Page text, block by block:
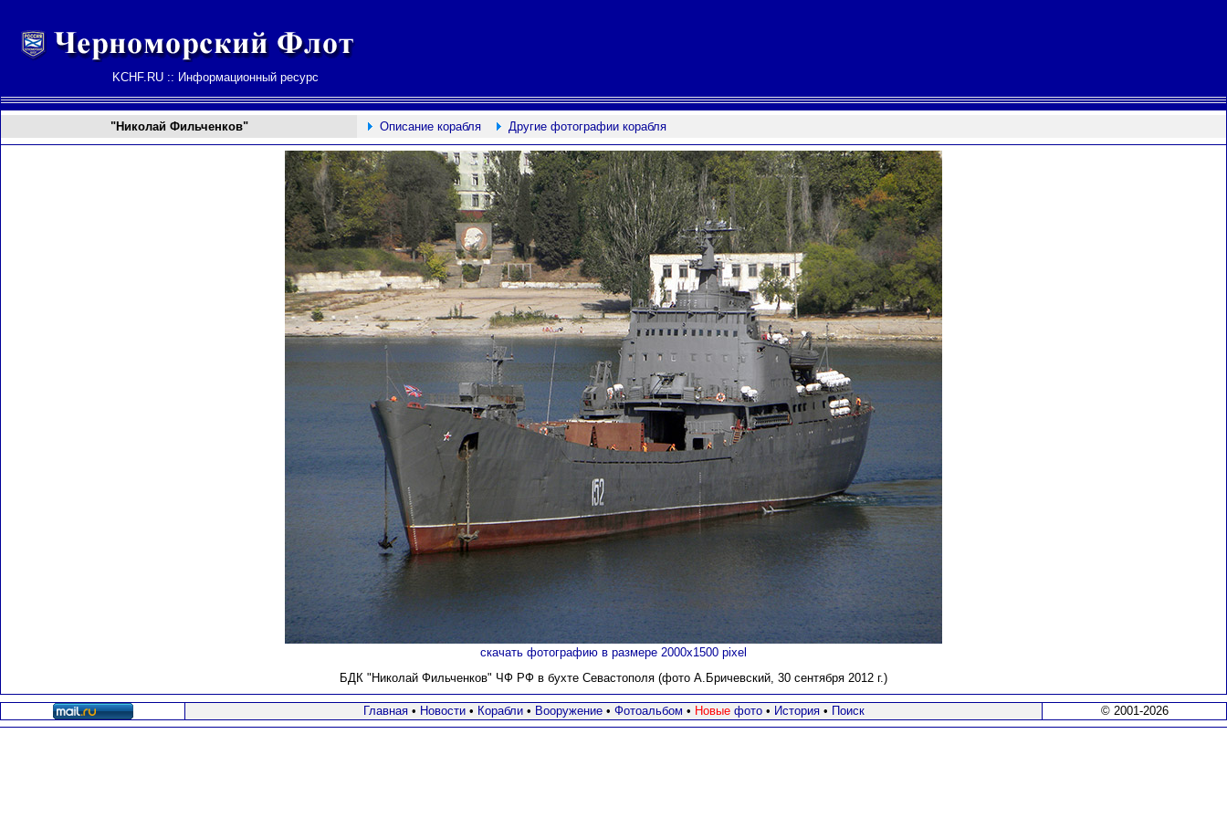
KCHF.RU :: Информационный ресурс
"Николай Фильченков" Описание корабля Другие фотографии корабля
скачать фотографию в размере 2000х1500 pixel
БДК "Николай Фильченков" ЧФ РФ в бухте Севастополя (фото А.Бричевский, 30 сентября 2012 г.)
Главная• Новости• Корабли• Вооружение • Фотоальбом • Новыефото • История• Поиск © 2001-2026